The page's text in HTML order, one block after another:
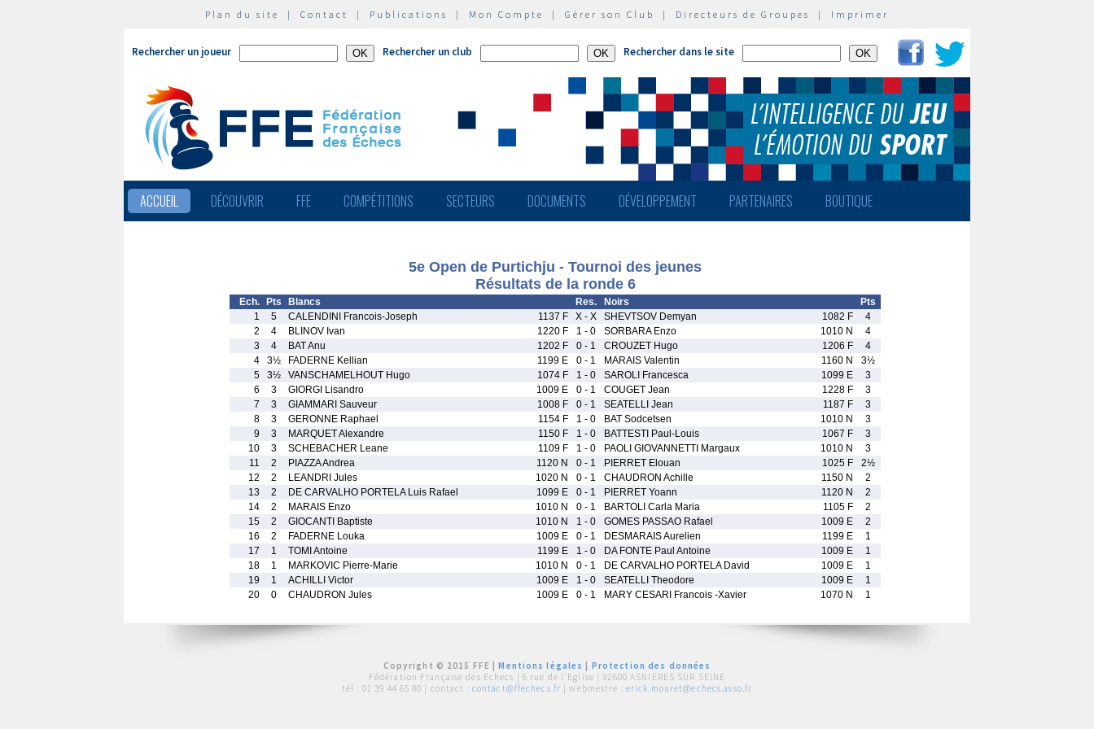
Plan du site | Contact | Publications | Mon Compte | Gérer son Club | Directeurs de Groupes | Imprimer
Rechercher un joueur Rechercher un club Rechercher dans le site
ACCUEIL DÉCOUVRIR FFE COMPÉTITIONS SECTEURS DOCUMENTS DÉVELOPPEMENT PARTENAIRES BOUTIQUE
5e Open de Purtichju - Tournoi des jeunes
Résultats de la ronde 6
Ech. Pts Blancs Res. Noirs
Pts
1
5 CALENDINI Francois-Joseph 1137 F X - X SHEVTSOV Demyan 1082 F
4
2
4 BLINOV Ivan 1220 F 1 - 0 SORBARA Enzo 1010 N
4
3
4 BAT Anu 1202 F 0 - 1 CROUZET Hugo 1206 F
4
4
3½ FADERNE Kellian 1199 E 0 - 1 MARAIS Valentin 1160 N
3½
5
3½ VANSCHAMELHOUT Hugo 1074 F 1 - 0 SAROLI Francesca 1099 E
3
6
3 GIORGI Lisandro 1009 E 0 - 1 COUGET Jean 1228 F
3
7
3 GIAMMARI Sauveur 1008 F 0 - 1 SEATELLI Jean 1187 F
3
8
3 GERONNE Raphael 1154 F 1 - 0 BAT Sodcetsen 1010 N
3
9
3 MARQUET Alexandre 1150 F 1 - 0 BATTESTI Paul-Louis 1067 F
3
10
3 SCHEBACHER Leane 1109 F 1 - 0 PAOLI GIOVANNETTI Margaux 1010 N
3
11
2 PIAZZA Andrea 1120 N 0 - 1 PIERRET Elouan 1025 F
2½
12
2 LEANDRI Jules 1020 N 0 - 1 CHAUDRON Achille 1150 N
2
13
2 DE CARVALHO PORTELA Luis Rafael 1099 E 0 - 1 PIERRET Yoann 1120 N
2
14
2 MARAIS Enzo 1010 N 0 - 1 BARTOLI Carla Maria 1105 F
2
15
2 GIOCANTI Baptiste 1010 N 1 - 0 GOMES PASSAO Rafael 1009 E
2
16
2 FADERNE Louka 1009 E 0 - 1 DESMARAIS Aurelien 1199 E
1
17
1 TOMI Antoine 1199 E 1 - 0 DA FONTE Paul Antoine 1009 E
1
18
1 MARKOVIC Pierre-Marie 1010 N 0 - 1 DE CARVALHO PORTELA David 1009 E
1
19
1 ACHILLI Victor 1009 E 1 - 0 SEATELLI Theodore 1009 E
1
20
0 CHAUDRON Jules 1009 E 0 - 1 MARY CESARI Francois -Xavier 1070 N 1
Copyright © 2015 FFE |Mentions légales
Protection des données
Fédération Française des Echecs | 6 rue de l'Eglise | 92600 ASNIERES SUR SEINE
tél : 01 39 44 65 80 | contact : contact@ffechecs.fr | webmestre : erick.mouret@echecs.asso.fr